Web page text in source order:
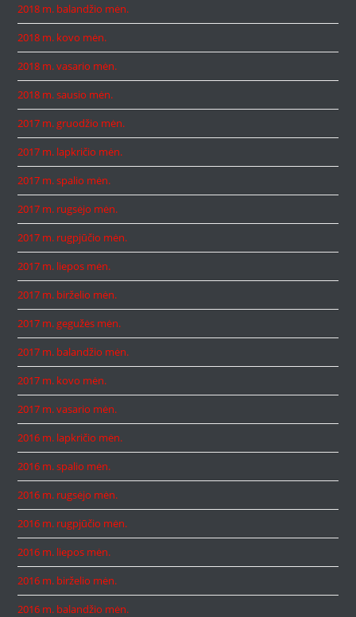
2018 m. balandžio mėn.
2018 m. kovo mėn.
2018 m. vasario mėn.
2018 m. sausio mėn.
2017 m. gruodžio mėn.
2017 m. lapkričio mėn.
2017 m. spalio mėn.
2017 m. rugsėjo mėn.
2017 m. rugpjūčio mėn.
2017 m. liepos mėn.
2017 m. birželio mėn.
2017 m. gegužės mėn.
2017 m. balandžio mėn.
2017 m. kovo mėn.
2017 m. vasario mėn.
2016 m. lapkričio mėn.
2016 m. spalio mėn.
2016 m. rugsėjo mėn.
2016 m. rugpjūčio mėn.
2016 m. liepos mėn.
2016 m. birželio mėn.
2016 m. balandžio mėn.